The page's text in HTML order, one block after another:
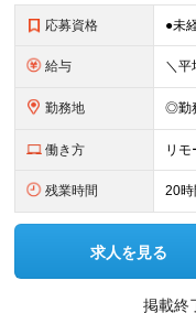
応募資格
給与
勤務地
働き方 リ
残業時間 20時
求人を見る
掲載終